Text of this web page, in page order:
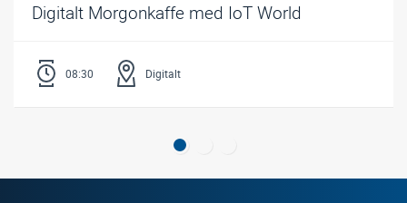
Digitalt Morgonkaffe med IoT World
08:30 Digitalt